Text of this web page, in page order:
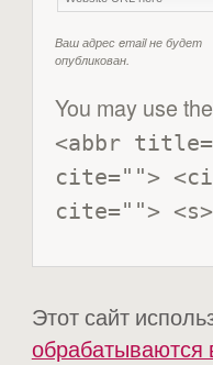
Ваш адрес email не будет
опубликован.
You may use
<abbr
cite="">
cite="">
Этот сайт